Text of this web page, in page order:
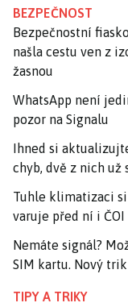
BEZPEČNOST
Bezpečnostní
našla cestu ven z
žasnou
WhatsApp není
pozor na Signalu
Ihned si
chyb, dvě z nich už
Tuhle klimatizaci
varuje před ní i ČOI
Nemáte signál?
SIM kartu. Nový
TIPY A TRIKY